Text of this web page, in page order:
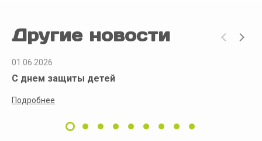
Другие новости
01.06.2026
С днем защиты детей
Подробнее